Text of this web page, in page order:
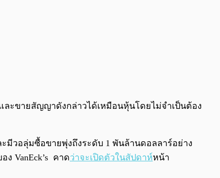
ละขายสัญญาดังกล่าวได้เหมือนหุ้นโดยไม่จำเป็นต้อง
ะมีวอลุ่มซื้อขายพุ่งถึงระดับ 1 พันล้านดอลลาร์อย่าง
ง VanEck’s คาดว่าจะเปิดตัวในสัปดาห์หน้า